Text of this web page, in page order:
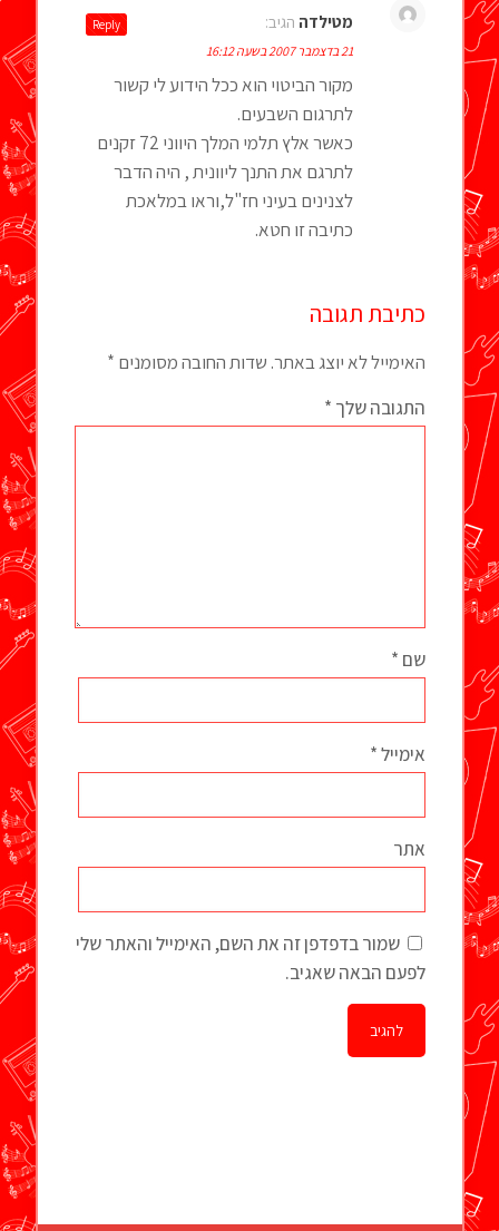
מטילדה הגיב:
21 בדצמבר 2007 בשעה 16:12
מקור הביטוי הוא ככל הידוע לי קשור
לתרגום השבעים.
כאשר אלץ תלמי המלך היווני 72 זקנים
לתרגם את התנך ליוונית , היה הדבר
לצנינים בעיני חז"ל,וראו במלאכת
כתיבה זו חטא.
Reply
כתיבת תגובה
האימייל לא יוצג באתר. שדות החובה מסומנים *
התגובה שלך *
שם *
אימייל*
אתר
שמור בדפדפן זה את השם, האימייל והאתר שלי
לפעם הבאה שאגיב.